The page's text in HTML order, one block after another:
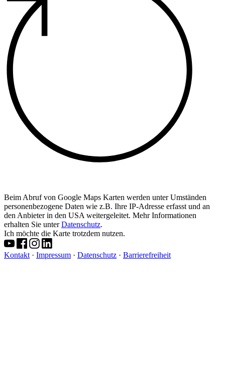
Beim Abruf von Google Maps Karten werden unter Umständen
personenbezogene Daten wie z.B. Ihre IP-Adresse erfasst und an
den Anbieter in den USA weitergeleitet. Mehr Informationen
erhalten Sie unterDatenschutz.
Ich möchte die Karte trotzdem nutzen.
Kontakt · Impressum · Datenschutz · Barrierefreiheit